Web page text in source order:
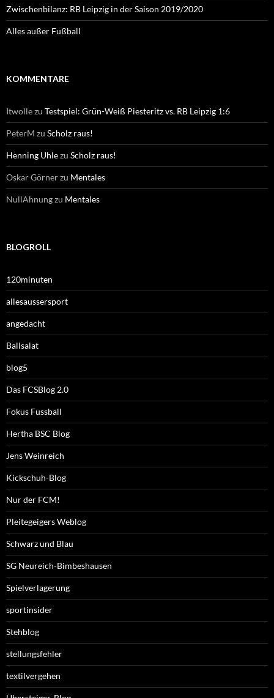
Zwischenbilanz: RB Leipzig in der Saison 2019/2020
Alles außer Fußball
KOMMENTARE
Itwollezu Testspiel: Grün-Weiß Piesteritz vs. RB Leipzig 1:6
PeterM zu Scholz raus!
Henning Uhlezu Scholz raus!
Oskar Görnerzu Mentales
NullAhnungzu Mentales
BLOGROLL
120minuten
allesaussersport
angedacht
Ballsalat
blog5
Das FCSBlog 2.0
Fokus Fussball
Hertha BSC Blog
Jens Weinreich
Kickschuh-Blog
Nur der FCM!
Pleitegeigers Weblog
Schwarz und Blau
SG Neureich-Bimbeshausen
Spielverlagerung
sportinsider
Stehblog
stellungsfehler
textilvergehen